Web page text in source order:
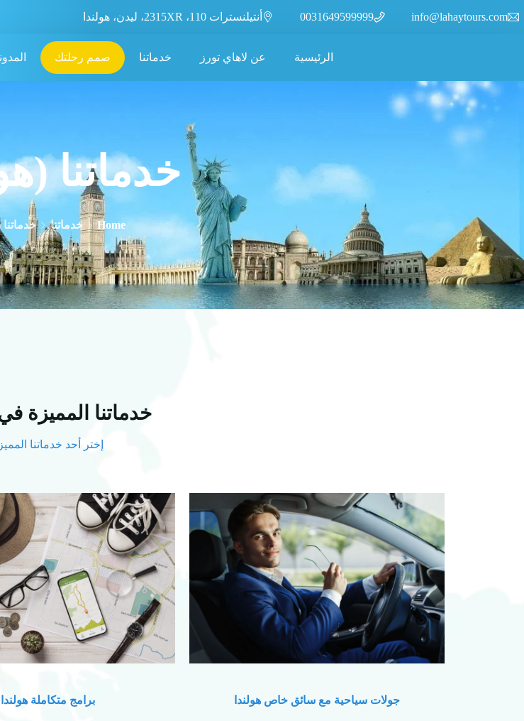
info@lahaytours.com
0031649599999 أنتيلنسترات 110، 2315XR، ليدن، هولندا
الرئيسية عن لاهاي تورز خدماتنا صمم رحلتك
خدماتنا
Home خدماتنا خدماتنا
خدماتنا المميزة ​في
إختر أحد خدماتنا
جولات سياحية مع سائق خاص هولندا برامج متكاملة هولندا